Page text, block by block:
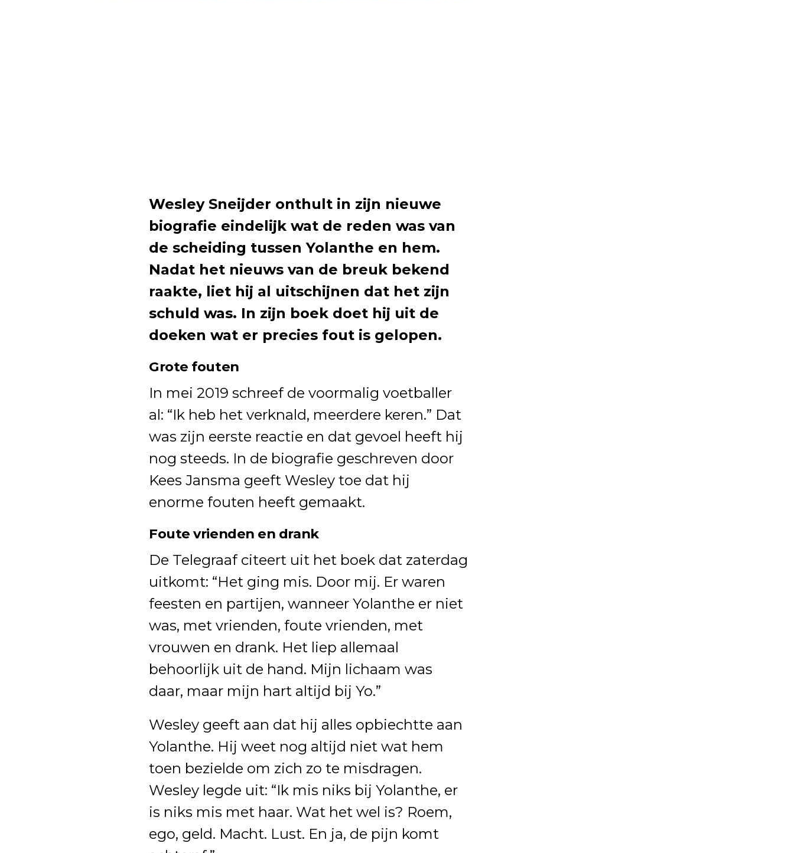
Wesley Sneijder onthult in zijn nieuwe
biografie eindelijk wat de reden was van
de scheiding tussen Yolanthe en hem.
Nadat het nieuws van de breuk bekend
raakte, liet hij al uitschijnen dat het zijn
schuld was. In zijn boek doet hij uit de
doeken wat er precies fout is gelopen.
Grote fouten
In mei 2019 schreef de voormalig voetballer
al: “Ik heb het verknald, meerdere keren.” Dat
was zijn eerste reactie en dat gevoel heeft hij
nog steeds. In de biografie geschreven door
Kees Jansma geeft Wesley toe dat hij
enorme fouten heeft gemaakt.
Foute vrienden en drank
De Telegraaf citeert uit het boek dat zaterdag
uitkomt: “Het ging mis. Door mij. Er waren
feesten en partijen, wanneer Yolanthe er niet
was, met vrienden, foute vrienden, met
vrouwen en drank. Het liep allemaal
behoorlijk uit de hand. Mijn lichaam was
daar, maar mijn hart altijd bij Yo.”
Wesley geeft aan dat hij alles opbiechtte aan
Yolanthe. Hij weet nog altijd niet wat hem
toen bezielde om zich zo te misdragen.
Wesley legde uit: “Ik mis niks bij Yolanthe, er
is niks mis met haar. Wat het wel is? Roem,
ego, geld. Macht. Lust. En ja, de pijn komt